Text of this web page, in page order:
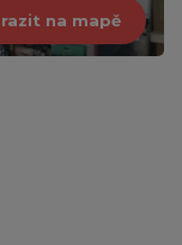
na mapě